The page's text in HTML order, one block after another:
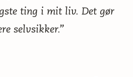
ting i mit liv. Det gør
selvsikker.”